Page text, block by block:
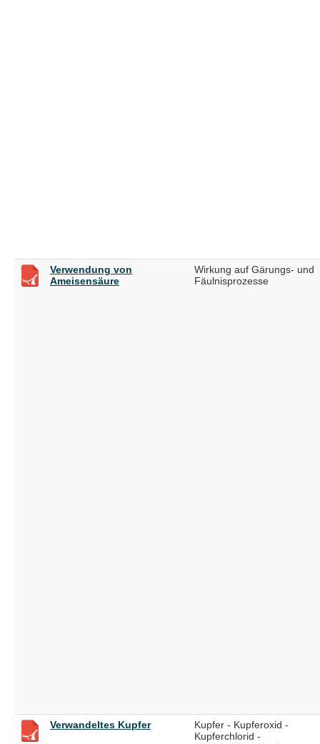
Verwendung von
Ameisensäure
Wirkung auf Gärungs- und
Fäulnisprozesse
Verwandeltes Kupfer
Kupfer - Kupferoxid -
Kupferchlorid -